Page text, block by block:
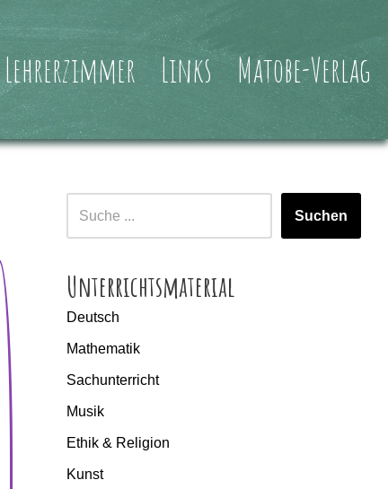
Lehrerzimmer Links Matobe-Verlag
Suchen
Unterrichtsmaterial
Deutsch
Mathematik
Sachunterricht
Musik
Ethik & Religion
Kunst